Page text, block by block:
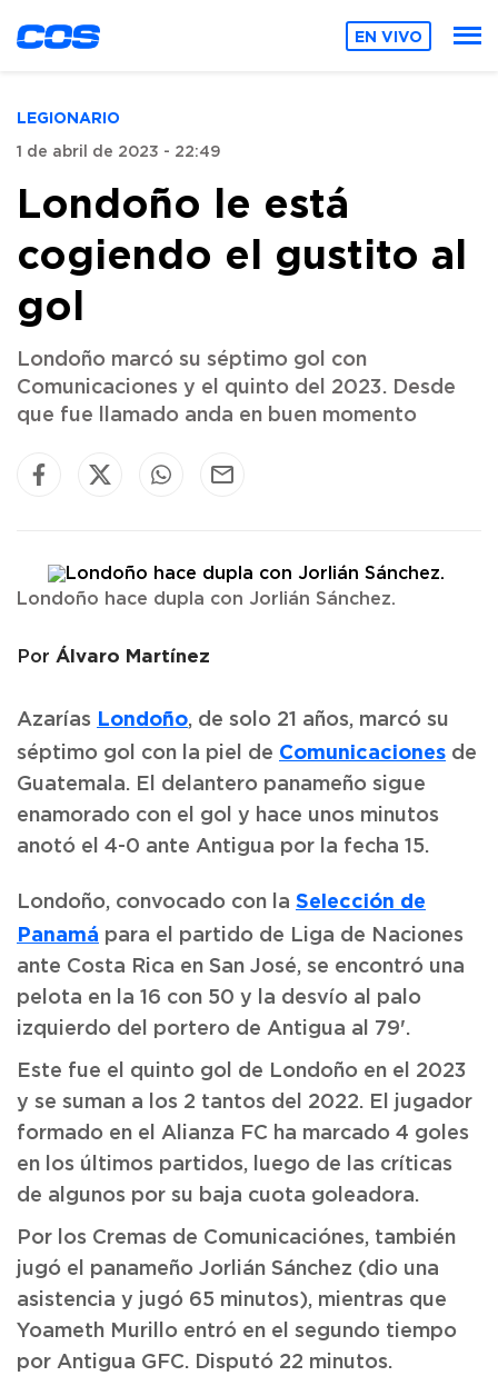
EN VIVO
LEGIONARIO
1 de abril de 2023 - 22:49
Londoño le está
cogiendo el gustito al
gol
Londoño marcó su séptimo gol con
Comunicaciones y el quinto del 2023. Desde
que fue llamado anda en buen momento
Londoño hace dupla con Jorlián Sánchez.
Por Álvaro Martínez
Azarías Londoño, de solo 21 años, marcó su
séptimo gol con la piel de Comunicaciones de
Guatemala. El delantero panameño sigue
enamorado con el gol y hace unos minutos
anotó el 4-0 ante Antigua por la fecha 15.
Londoño, convocado con la Selección de
Panamá para el partido de Liga de Naciones
ante Costa Rica en San José, se encontró una
pelota en la 16 con 50 y la desvío al palo
izquierdo del portero de Antigua al 79'.
Este fue el quinto gol de Londoño en el 2023
y se suman a los 2 tantos del 2022. El jugador
formado en el Alianza FC ha marcado 4 goles
en los últimos partidos, luego de las críticas
de algunos por su baja cuota goleadora.
Por los Cremas de Comunicaciónes, también
jugó el panameño Jorlián Sánchez (dio una
asistencia y jugó 65 minutos), mientras que
Yoameth Murillo entró en el segundo tiempo
por Antigua GFC. Disputó 22 minutos.